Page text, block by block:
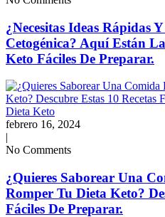
¿Necesitas Ideas Rápidas
Cetogénica? Aquí Están
Keto Fáciles De Preparar.
Dieta Keto
febrero 16, 2024
|
No Comments
¿Quieres Saborear Una
Romper Tu Dieta Keto?
Fáciles De Preparar.